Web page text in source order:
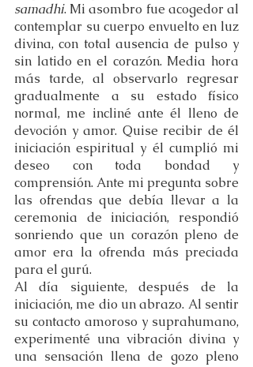
samadhi. Mi asombro fue acogedor al
contemplar su cuerpo envuelto en luz
divina, con total ausencia de pulso y
sin latido en el corazón. Media hora
más tarde, al observarlo regresar
gradualmente a su estado físico
normal, me incliné ante él lleno de
devoción y amor. Quise recibir de él
iniciación espiritual y él cumplió mi
deseo con toda bondad y
comprensión. Ante mi pregunta sobre
las ofrendas que debía llevar a la
ceremonia de iniciación, respondió
sonriendo que un corazón pleno de
amor era la ofrenda más preciada
para el gurú.
Al día siguiente, después de la
iniciación, me dio un abrazo. Al sentir
su contacto amoroso y suprahumano,
experimenté una vibración divina y
una sensación llena de gozo pleno